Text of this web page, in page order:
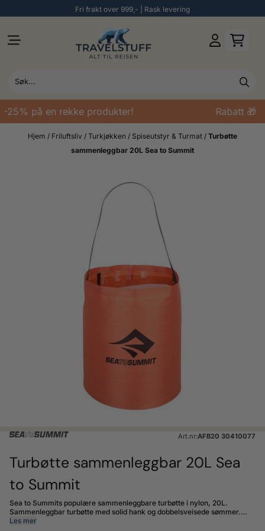
Fri frakt over 999,- | Rask levering
-25% på en rekke produkter! Rabatt 🎁
Hjem / Friluftsliv / Turkjøkken / Spiseutstyr & Turmat / Turbøtte
sammenleggbar 20L Sea to Summit
Art.nr:AFB20 30410077
Turbøtte sammenleggbar 20L Sea
to Summit
Sea to Summits populære sammenleggbare turbøtte i nylon, 20L.
Sammenleggbar turbøtte med solid hank og dobbelsveisede sømmer.
Den ideelle lettvektsløsningen: En sammenleggbar turbøtte, for bær- og
Les mer